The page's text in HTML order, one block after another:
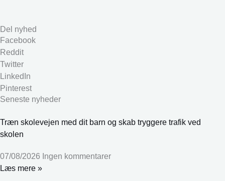
Del nyhed
Facebook
Reddit
Twitter
LinkedIn
Pinterest
Seneste nyheder
Træn skolevejen med dit barn og skab tryggere trafik ved
skolen
07/08/2026 Ingen kommentarer
Læs mere »